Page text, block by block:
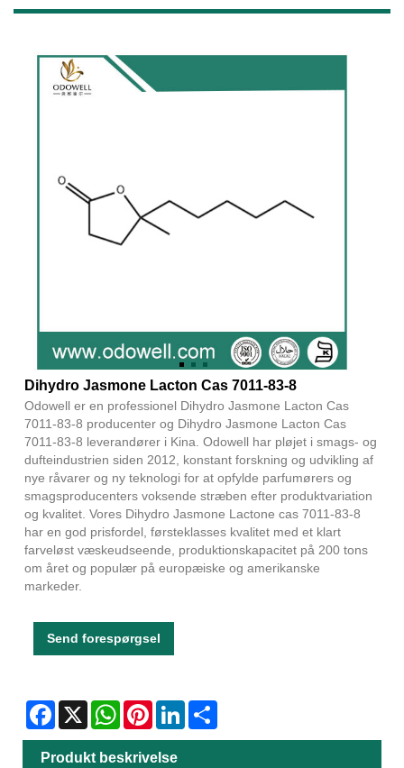
Dihydro Jasmone Lacton Cas 7011-83-8
Odowell er en professionel Dihydro Jasmone Lacton Cas
7011-83-8 producenter og Dihydro Jasmone Lacton Cas
7011-83-8 leverandører i Kina. Odowell har pløjet i smags- og
dufteindustrien siden 2012, konstant forskning og udvikling af
nye råvarer og ny teknologi for at opfylde parfumørers og
smagsproducenters voksende stræben efter produktvariation
og kvalitet. Vores Dihydro Jasmone Lactone cas 7011-83-8
har en god prisfordel, førsteklasses kvalitet med et klart
farveløst væskeudseende, produktionskapacitet på 200 tons
om året og populær på europæiske og amerikanske
markeder.
Send forespørgsel
Facebook
X WhatsAppPinterestLinkedIn
Produkt beskrivelse